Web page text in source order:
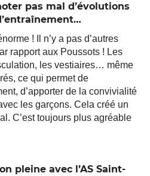
pas mal d’évolutions
! Il n’y a pas d’autres
rapport aux Poussots ! Les
les vestiaires… même
ce qui permet de
d’apporter de la convivialité
les garçons. Cela créé un
C’est toujours plus agréable
pleine avec l’AS Saint-